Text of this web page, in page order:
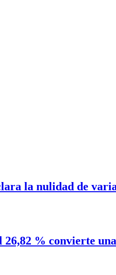
la nulidad de
26,82 % convierte